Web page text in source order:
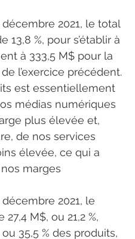
décembre 2021, le total
%, pour s’établir à
à 333,5 M$ pour la
l’exercice précédent.
est essentiellement
médias numériques
plus élevée et,
de nos services
élevée, ce qui a
marges
décembre 2021, le
M$, ou 21,2 %,
35,5 % des produits,